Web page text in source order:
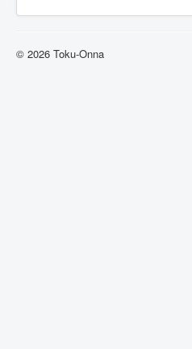
© 2026 Toku-Onna